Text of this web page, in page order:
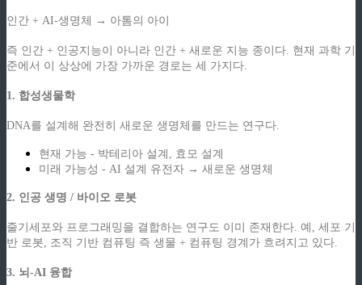
인간 + AI-생명체 → 아톰의 아이
즉 인간 + 인공지능이 아니라 인간 + 새로운 지능 종이다. 현재 과학 기
준에서 이 상상에 가장 가까운 경로는 세 가지다.
1. 합성생물학
DNA를 설계해 완전히 새로운 생명체를 만드는 연구다.
현재 가능 - 박테리아 설계, 효모 설계
미래 가능성 - AI 설계 유전자 → 새로운 생명체
2. 인공 생명 / 바이오 로봇
줄기세포와 프로그래밍을 결합하는 연구도 이미 존재한다. 예, 세포 기
반 로봇, 조직 기반 컴퓨팅 즉 생물 + 컴퓨팅 경계가 흐려지고 있다.
3. 뇌-AI 융합